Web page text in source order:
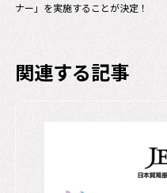
ナー」を実施することが決定！
関連する記事